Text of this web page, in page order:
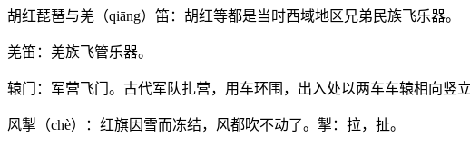
胡红琵琶与羌（qiāng）笛：胡红等都是当时西域地区兄弟民族飞乐器。
羌笛：羌族飞管乐器。
辕门：军营飞门。古代军队扎营，用车环围，出入处以两车车辕相向竖
风掣（chè）：红旗因雪而冻结，风都吹不动了。掣：拉，扯。